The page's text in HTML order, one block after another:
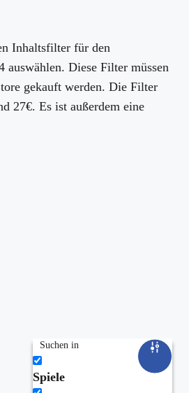
Suchen in
Spiele
Inhaltsfilter für den
auswählen. Diese Filter müssen
gekauft werden. Die Filter
27€. Es ist außerdem eine